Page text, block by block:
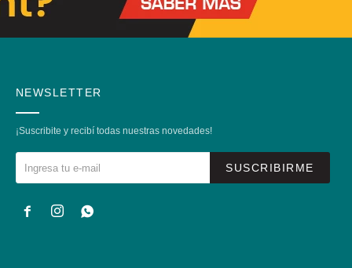
NEWSLETTER
¡Suscribite y recibí todas nuestras novedades!
SUSCRIBIRME
  